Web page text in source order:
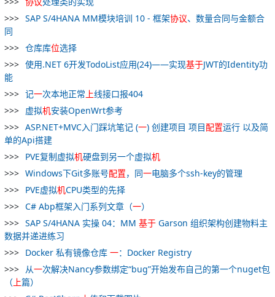
SAP S/4HANA MM模块培训 10 - 框架协议、数量合同与金额合
同
仓库库位选择
使用.NET 6开发TodoList应用(24)——实现基于JWT的Identity功
能
记一次本地正常 上线接口报404
虚拟机安装OpenWrt参考
ASP.NET+MVC入门踩坑笔记 (一) 创建项目 项目配置运行 以及简
单的Api搭建
PVE复制虚拟机硬盘到另一个虚拟机
Windows下Git多账号配置，同一电脑多个ssh-key的管理
PVE虚拟机CPU类型的先择
C# Abp框架入门系列文章（一）
SAP S/4HANA 实操 04：MM 基于 Garson 组织架构创建物料主
数据并递进练习
Docker 私有镜像仓库 一：Docker Registry
从一次解决Nancy参数绑定“bug”开始发布自己的第一个nuget包
（ 上篇）